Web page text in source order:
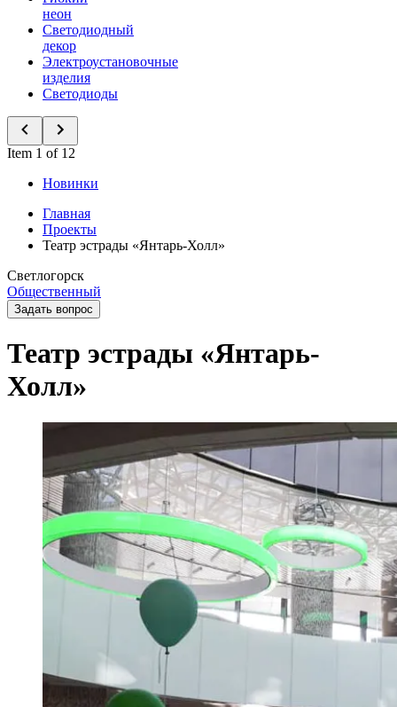
неон
Светодиодный
декор
Электроустановочные
изделия
Светодиоды
Item 1 of 12
Новинки
Главная
Проекты
Театр эстрады «Янтарь-Холл»
Светлогорск
Общественный
Задать вопрос
Театр эстрады «Янтарь-
Холл»